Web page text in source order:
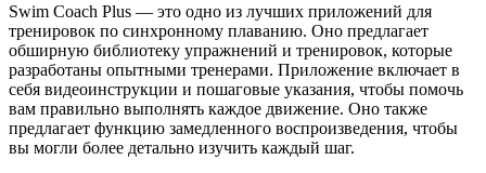
Swim Coach Plus — это одно из лучших приложений для
тренировок по синхронному плаванию. Оно предлагает
обширную библиотеку упражнений и тренировок, которые
разработаны опытными тренерами. Приложение включает в
себя видеоинструкции и пошаговые указания, чтобы помочь
вам правильно выполнять каждое движение. Оно также
предлагает функцию замедленного воспроизведения, чтобы
вы могли более детально изучить каждый шаг.